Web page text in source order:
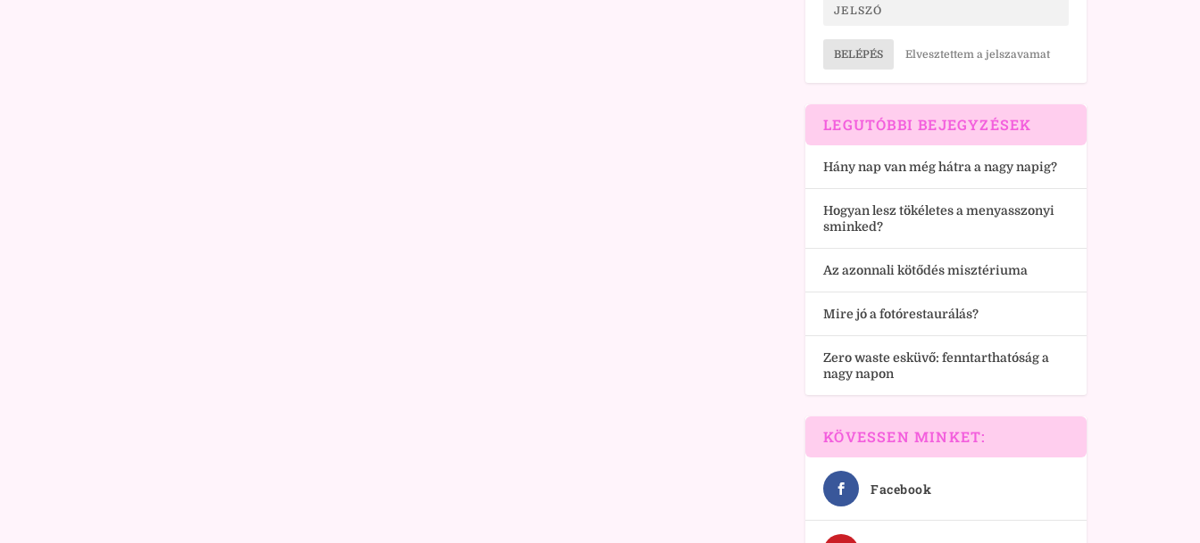
BELÉPÉS Elvesztettem a jelszavamat
LEGUTÓBBI BEJEGYZÉSEK
Hány nap van még hátra a nagy napig?
Hogyan lesz tökéletes a menyasszonyi
sminked?
Az azonnali kötődés misztériuma
Mire jó a fotórestaurálás?
Zero waste esküvő: fenntarthatóság a
nagy napon
KÖVESSEN MINKET:
Facebook